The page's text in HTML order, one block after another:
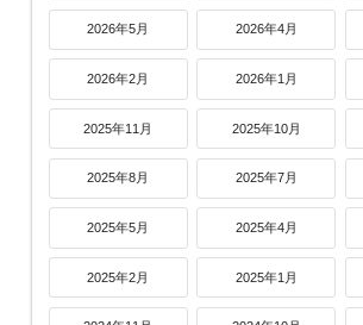
2026年5月 2026年4月
2026年2月 2026年1月
2025年11月 2025年10月
2025年8月 2025年7月
2025年5月 2025年4月
2025年2月 2025年1月